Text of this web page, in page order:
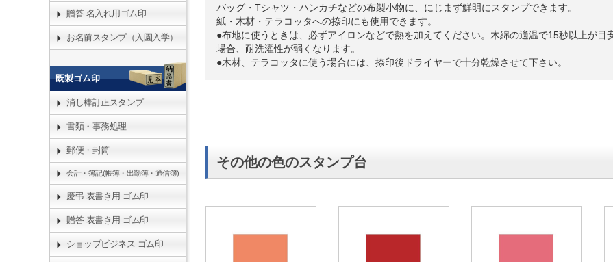
バッグ・Tシャツ・ハンカチなどの布製小物に、にじまず鮮明にスタンプできます。
紙・木材・テラコッタへの捺印にも使用できます。
●布地に使うときは、必ずアイロンなどで熱を加えてください。木綿の適温で15秒以上が目
場合、耐洗濯性が弱くなります。
●木材、テラコッタに使う場合には、捺印後ドライヤーで十分乾燥させて下さい。
その他の色のスタンプ台
贈答 名入れ用ゴム印
お名前スタンプ（入園入学）
既製ゴム印
消し棒訂正スタンプ
書類・事務処理
郵便・封筒
会計・簿記(帳簿・出勤簿・通信簿)
慶弔 表書き用 ゴム印
贈答 表書き用 ゴム印
ショップビジネス ゴム印